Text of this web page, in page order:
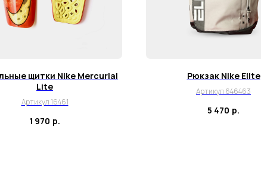
щитки Nike Mercurial
Lite
Артикул 16461
1 970 р.
Рюкзак Nike Elite
Артикул 646463
5 470 р.